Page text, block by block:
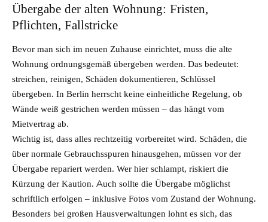
Übergabe der alten Wohnung: Fristen,
Pflichten, Fallstricke
Bevor man sich im neuen Zuhause einrichtet, muss die alte
Wohnung ordnungsgemäß übergeben werden. Das bedeutet:
streichen, reinigen, Schäden dokumentieren, Schlüssel
übergeben. In Berlin herrscht keine einheitliche Regelung, ob
Wände weiß gestrichen werden müssen – das hängt vom
Mietvertrag ab.
Wichtig ist, dass alles rechtzeitig vorbereitet wird. Schäden, die
über normale Gebrauchsspuren hinausgehen, müssen vor der
Übergabe repariert werden. Wer hier schlampt, riskiert die
Kürzung der Kaution. Auch sollte die Übergabe möglichst
schriftlich erfolgen – inklusive Fotos vom Zustand der Wohnung.
Besonders bei großen Hausverwaltungen lohnt es sich, das